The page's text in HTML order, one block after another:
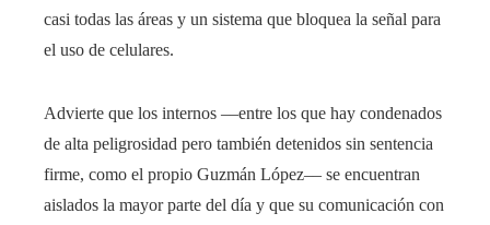
casi todas las áreas y un sistema que bloquea la señal para
el uso de celulares.
Advierte que los internos ––entre los que hay condenados
de alta peligrosidad pero también detenidos sin sentencia
firme, como el propio Guzmán López–– se encuentran
aislados la mayor parte del día y que su comunicación con